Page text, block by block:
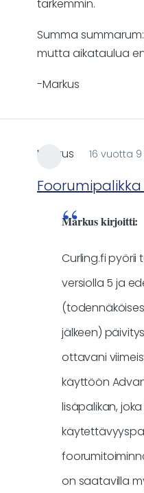
tarkemmin.
Summa
mutta aikataulua
-Markus
Markus 16 vuotta
Markus kirjoitti:
Curling.fi pyörii
versiolla 5 ja
jälkeen)
ottavani
käyttöön
lisäpalikan,
on saatavilla